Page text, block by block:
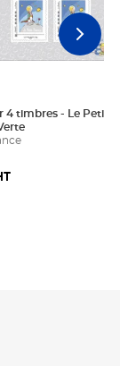
4 timbres - Le Petit